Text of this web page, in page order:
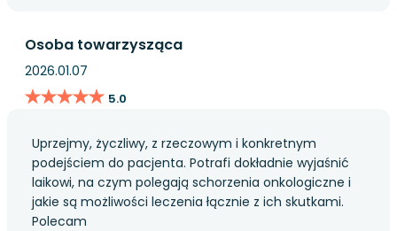
Osoba towarzysząca
2026.01.07
★★★★★
★★★★★ 5.0
Uprzejmy, życzliwy, z rzeczowym i konkretnym
podejściem do pacjenta. Potrafi dokładnie wyjaśnić
laikowi, na czym polegają schorzenia onkologiczne i
jakie są możliwości leczenia łącznie z ich skutkami.
Polecam